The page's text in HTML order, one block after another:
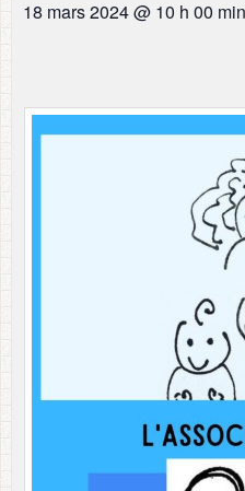
18 mars 2024 @ 10 h 00 min